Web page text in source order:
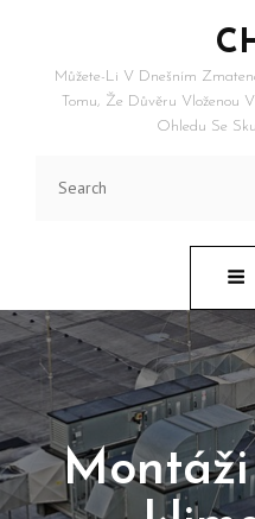
Můžete-Li V Dnešním
Tomu, Že Důvěru Vloženou
Ohledu Se